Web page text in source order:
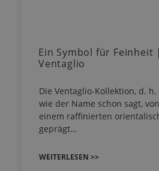
Ein Symbol für Feinheit
Ventaglio
Die Ventaglio-Kollektion, d.
wie der Name schon sagt,
einem raffinierten
geprägt…
WEITERLESEN >>